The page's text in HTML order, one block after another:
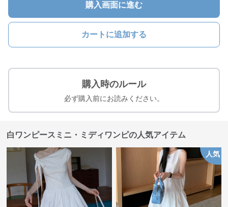
購入画面に進む
カートに追加する
購入時のルール
必ず購入前にお読みください。
白ワンピースミニ・ミディワンピの人気アイテム
人気